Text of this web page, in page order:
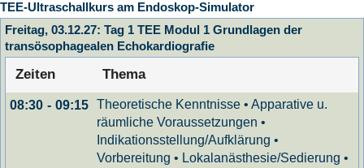
TEE-Ultraschallkurs am Endoskop-Simulator
Freitag, 03.12.27: Tag 1 TEE Modul 1 Grundlagen der
transösophagealen Echokardiografie
Zeiten Thema
08:30 - 09:15 Theoretische Kenntnisse • Apparative u.
räumliche Voraussetzungen •
Indikationsstellung/Aufklärung •
Vorbereitung • Lokalanästhesie/Sedierung •